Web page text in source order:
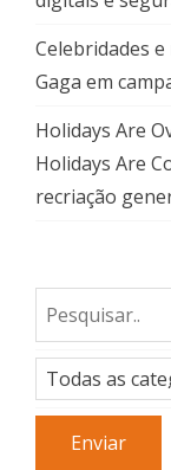
Celebridades
Gaga em
Holidays Are
Holidays Are
recriação